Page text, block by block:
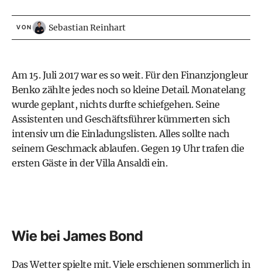
VON Sebastian Reinhart
Am 15. Juli 2017 war es so weit. Für den Finanzjongleur
Benko zählte jedes noch so kleine Detail. Monatelang
wurde geplant, nichts durfte schiefgehen. Seine
Assistenten und Geschäftsführer kümmerten sich
intensiv um die Einladungslisten. Alles sollte nach
seinem Geschmack ablaufen. Gegen 19 Uhr trafen die
ersten Gäste in der Villa Ansaldi ein.
Wie bei James Bond
Das Wetter spielte mit. Viele erschienen sommerlich in